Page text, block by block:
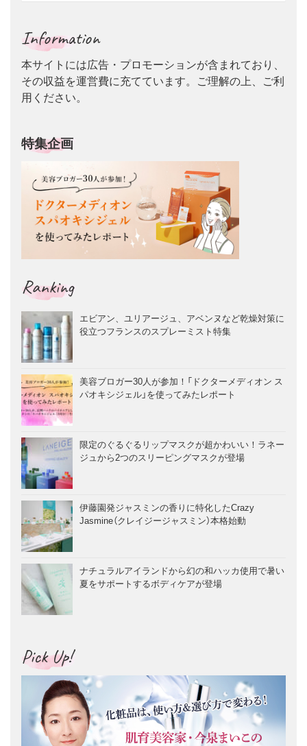
Information
本サイトには広告・プロモーションが含まれており、
その収益を運営費に充てています。ご理解の上、ご利
用ください。
特集企画
Ranking
エビアン、ユリアージュ、アベンヌなど乾燥対策に
役立つフランスのスプレーミスト特集
美容ブロガー30人が参加！「ドクターメディオン ス
パオキシジェル」を使ってみたレポート
限定のぐるぐるリップマスクが超かわいい！ラネー
ジュから2つのスリーピングマスクが登場
伊藤園発ジャスミンの香りに特化したCrazy
Jasmine（クレイジージャスミン）本格始動
ナチュラルアイランドから幻の和ハッカ使用で暑い
夏をサポートするボディケアが登場
Pick Up!